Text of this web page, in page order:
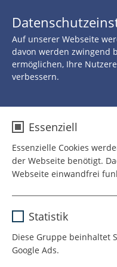
DIREKT AUS
CLOWNVISITE!
Der Junge, der
Brischitt und Silver
dann passiert ein
Auf unserer Webseite
davon werden zwingend
ermöglichen, Ihre
verbessern.
Essenziell
Essenzielle Cookies
der Webseite benötigt.
Webseite einwandfrei
Laufzeit
Statistik
Diese Gruppe beinhaltet
Google Ads.